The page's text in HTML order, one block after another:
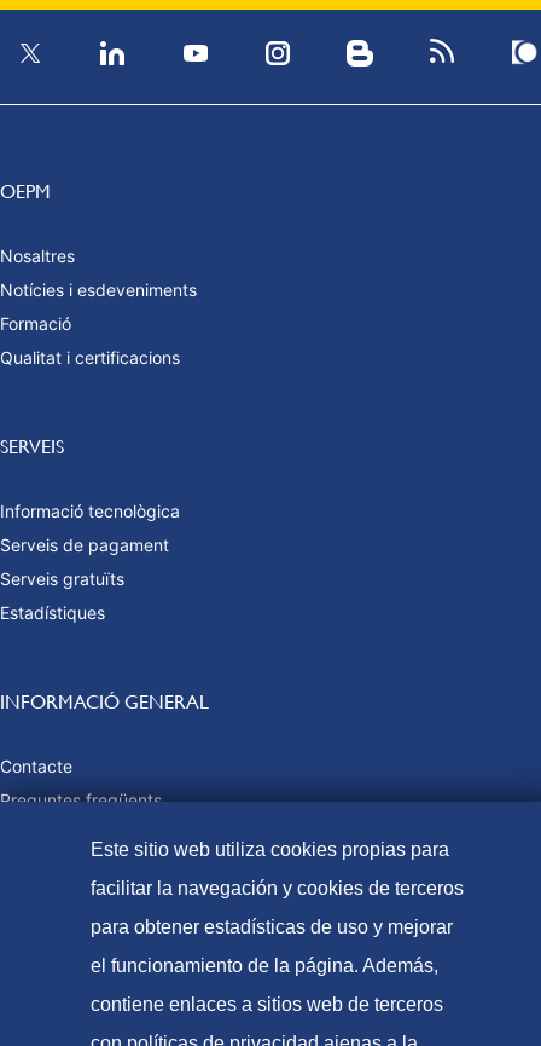
OEPM
Nosaltres
Notícies i esdeveniments
Formació
Qualitat i certificacions
SERVEIS
Informació tecnològica
Serveis de pagament
Serveis gratuïts
Estadístiques
INFORMACIÓ GENERAL
Contacte
Preguntes freqüents
© Oficina Espanyola de Patents i Marques, 2021
Este sitio web utiliza cookies propias para
facilitar la navegación y cookies de terceros
para obtener estadísticas de uso y mejorar
el funcionamiento de la página. Además,
contiene enlaces a sitios web de terceros